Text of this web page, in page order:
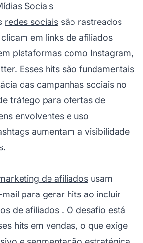
Sociais
redes sociais são rastreados
em links de afiliados
plataformas como Instagram,
Esses hits são fundamentais
das campanhas sociais no
tráfego para ofertas de
envolventes e uso
aumentam a visibilidade
de afiliados usam
para gerar hits ao incluir
de afiliados . O desafio está
hits em vendas, o que exige